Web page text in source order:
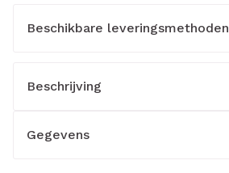
Beschikbare leveringsmethoden
Beschrijving
Gegevens